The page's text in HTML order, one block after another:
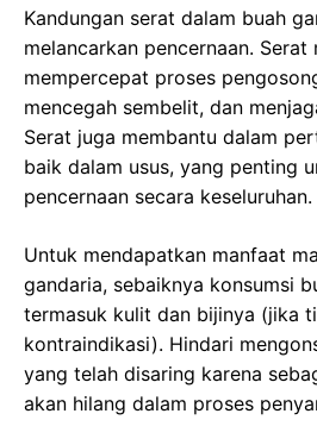
Kandungan serat dalam buah
melancarkan pencernaan. Serat
mempercepat proses
mencegah sembelit, dan
Serat juga membantu dalam
baik dalam usus, yang penting
pencernaan secara keseluruhan.
Untuk mendapatkan manfaat
gandaria, sebaiknya konsumsi
termasuk kulit dan bijinya (jika
kontraindikasi). Hindari
yang telah disaring karena
akan hilang dalam proses